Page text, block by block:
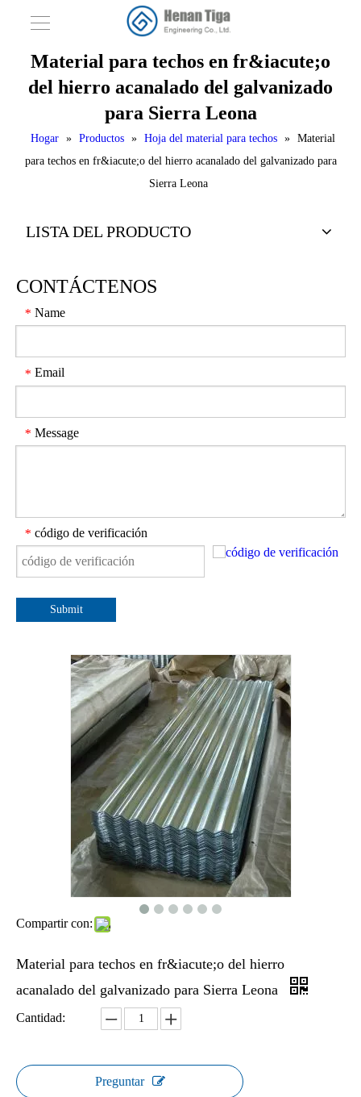
Material para techos en fr&iacute;o
del hierro acanalado del galvanizado
para Sierra Leona
Hogar » Productos » Hoja del material para techos » Material
para techos en fr&iacute;o del hierro acanalado del galvanizado para
Sierra Leona
LISTA DEL PRODUCTO
CONTÁCTENOS
* Name
* Email
* Message
* código de verificación
Submit
Compartir con:
Material para techos en fr&iacute;o del hierro
acanalado del galvanizado para Sierra Leona
Cantidad:
Preguntar